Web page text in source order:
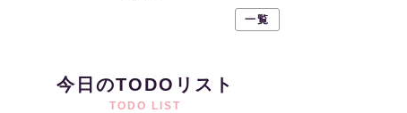
一覧
今日のTODOリスト
TODO LIST